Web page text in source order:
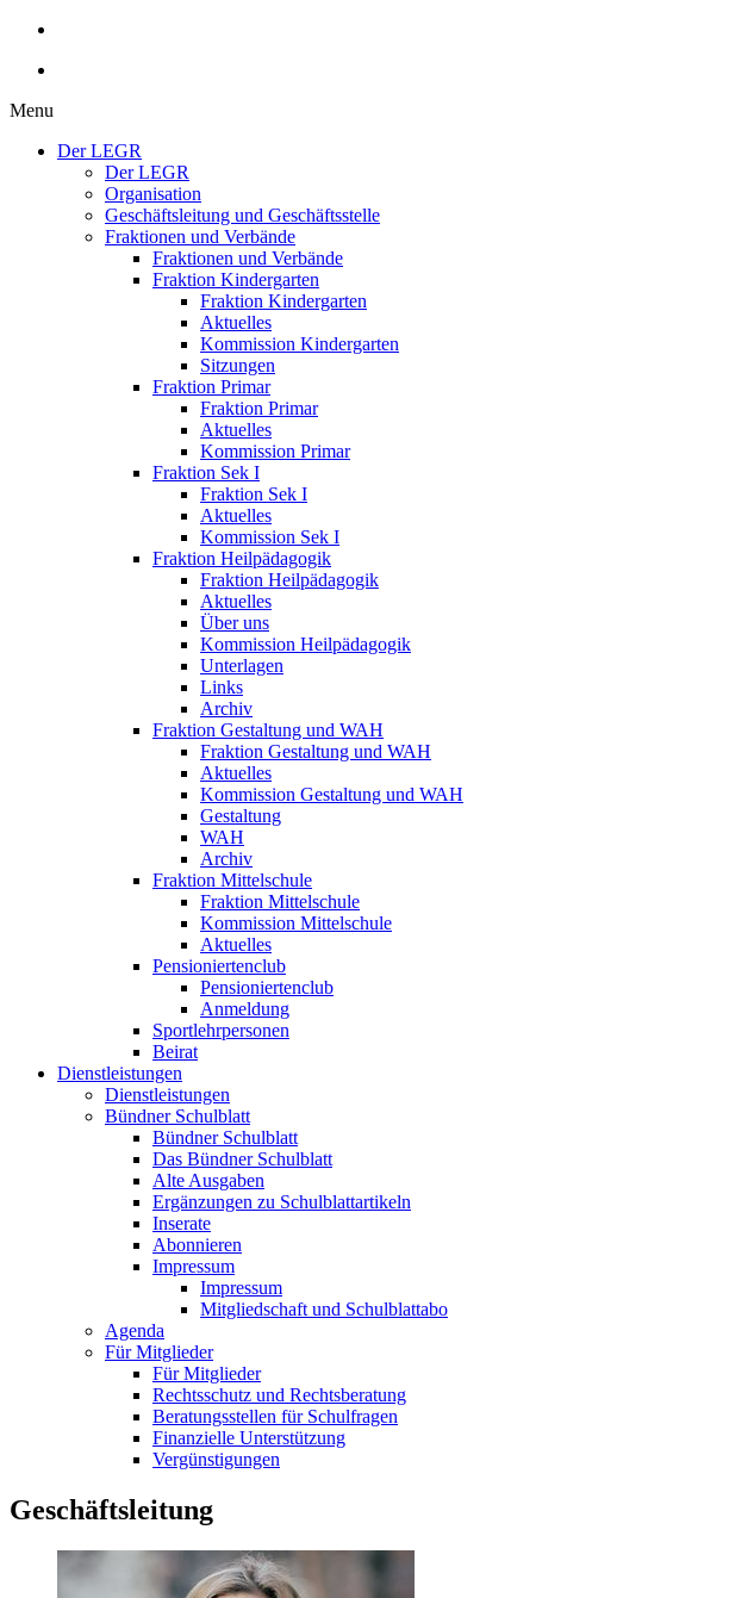
Menu
Der LEGR
Der LEGR
Organisation
Geschäftsleitung und Geschäftsstelle
Fraktionen und Verbände
Fraktionen und Verbände
Fraktion Kindergarten
Fraktion Kindergarten
Aktuelles
Kommission Kindergarten
Sitzungen
Fraktion Primar
Fraktion Primar
Aktuelles
Kommission Primar
Fraktion Sek I
Fraktion Sek I
Aktuelles
Kommission Sek I
Fraktion Heilpädagogik
Fraktion Heilpädagogik
Aktuelles
Über uns
Kommission Heilpädagogik
Unterlagen
Links
Archiv
Fraktion Gestaltung und WAH
Fraktion Gestaltung und WAH
Aktuelles
Kommission Gestaltung und WAH
Gestaltung
WAH
Archiv
Fraktion Mittelschule
Fraktion Mittelschule
Kommission Mittelschule
Aktuelles
Pensioniertenclub
Pensioniertenclub
Anmeldung
Sportlehrpersonen
Beirat
Dienstleistungen
Dienstleistungen
Bündner Schulblatt
Bündner Schulblatt
Das Bündner Schulblatt
Alte Ausgaben
Ergänzungen zu Schulblattartikeln
Inserate
Abonnieren
Impressum
Impressum
Mitgliedschaft und Schulblattabo
Agenda
Für Mitglieder
Für Mitglieder
Rechtsschutz und Rechtsberatung
Beratungsstellen für Schulfragen
Finanzielle Unterstützung
Vergünstigungen
Geschäftsleitung